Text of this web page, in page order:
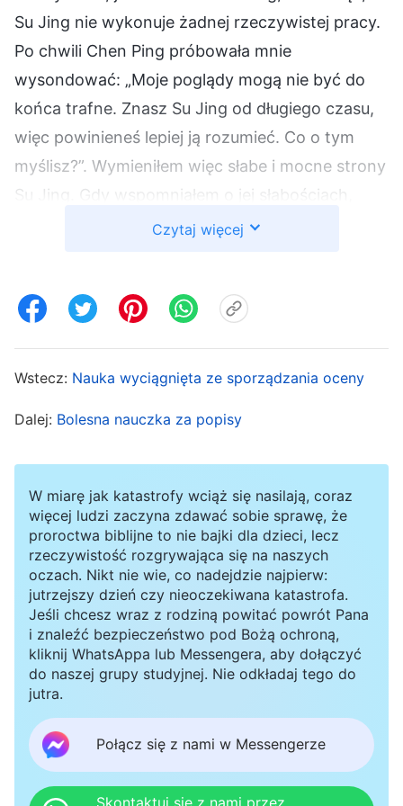
Su Jing nie wykonuje żadnej rzeczywistej pracy.
Po chwili Chen Ping próbowała mnie
wysondować: „Moje poglądy mogą nie być do
końca trafne. Znasz Su Jing od długiego czasu,
więc powinieneś lepiej ją rozumieć. Co o tym
myślisz?”. Wymieniłem więc słabe i mocne strony
Su Jing. Gdy wspomniałem o jej słabościach,
Chen Ping wydawała się bardzo zadowolona, ale
niechętnie stwierdziła: „Może faktycznie jestem
i że mówiąc mi te wszystkie rzeczy, oceniała ją
zwierzchnikom, żeby się tym zajęli? W
przeciwnym razie brak harmonijnej współpracy
między siostrami może wpłynąć na pracę”.
Potem jednak to przemyślałem: „Nie do końca
rozumiem całą sytuację. Jeśli to zgłoszę, a Chen
Ping się o tym dowie, czy nie zarzuci mi, że
jestem kapusiem, i nie będzie utrudniać mi
tego zgłosić.
Kilka dni później Chen Ping opowiedziała o
Czytaj więcej
Wstecz: Nauka wyciągnięta ze sporządzania oceny
Dalej: Bolesna nauczka za popisy
W miarę jak katastrofy wciąż się nasilają, coraz
więcej ludzi zaczyna zdawać sobie sprawę, że
proroctwa biblijne to nie bajki dla dzieci, lecz
rzeczywistość rozgrywająca się na naszych
oczach. Nikt nie wie, co nadejdzie najpierw:
jutrzejszy dzień czy nieoczekiwana katastrofa.
Jeśli chcesz wraz z rodziną powitać powrót Pana
i znaleźć bezpieczeństwo pod Bożą ochroną,
kliknij WhatsAppa lub Messengera, aby dołączyć
do naszej grupy studyjnej. Nie odkładaj tego do
jutra.
Połącz się z nami w Messengerze
Skontaktuj się z nami przez